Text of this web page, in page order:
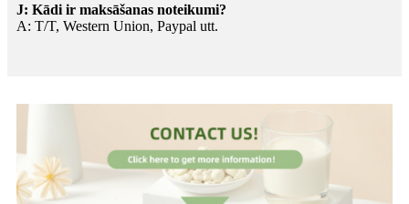
J: Kādi ir maksāšanas noteikumi?
A: T/T, Western Union, Paypal utt.